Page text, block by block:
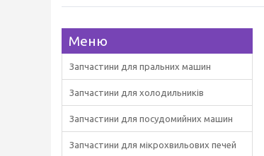
Запчастини для пральних машин
Запчастини для холодильників
Запчастини для посудомийних машин
Запчастини для мікрохвильових печей